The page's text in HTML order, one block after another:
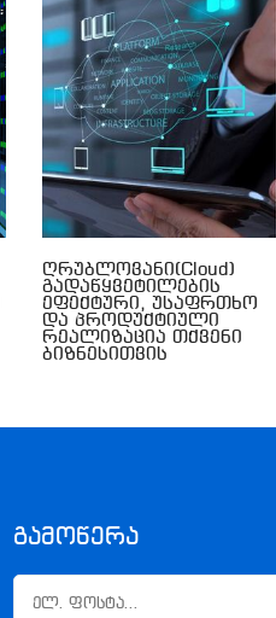
Ღრუბლოვანი(Cloud)
Გადაწყვეტილების
Ეფექტური, Უსაფრთხო
Და Პროდუქტიული
Რეალიზაცია Თქვენი
Ბიზნესითვის
Გამოწერა